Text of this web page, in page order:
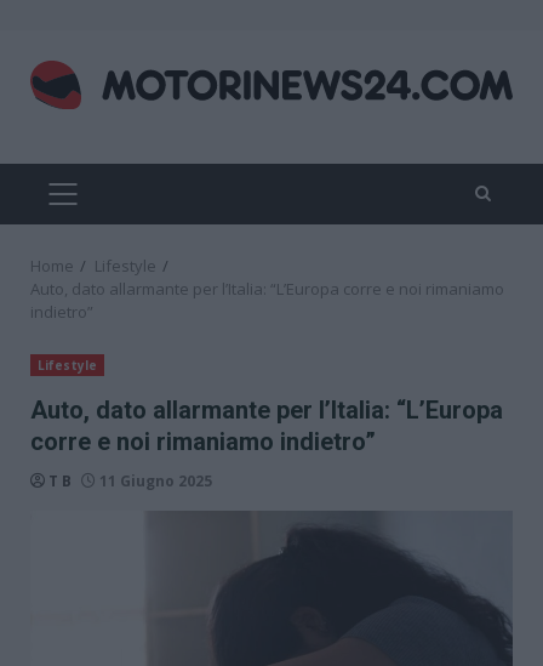
content
PRIMARY
MENU
Home
Lifestyle
Auto, dato allarmante per l’Italia: “L’Europa corre e noi rimaniamo
indietro”
Lifestyle
Auto, dato allarmante per l’Italia: “L’Europa
corre e noi rimaniamo indietro”
T B 11 Giugno 2025